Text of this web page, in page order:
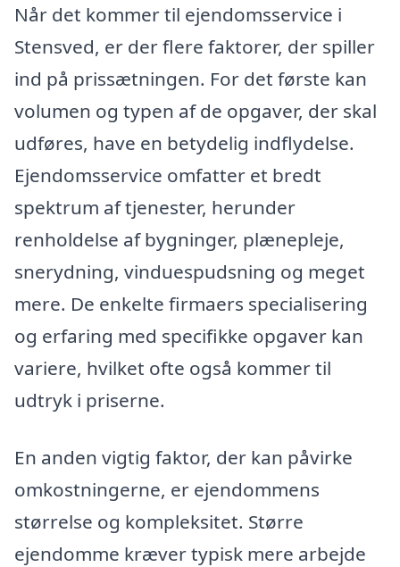
Når det kommer til ejendomsservice i
Stensved, er der flere faktorer, der spiller
ind på prissætningen. For det første kan
volumen og typen af de opgaver, der skal
udføres, have en betydelig indflydelse.
Ejendomsservice omfatter et bredt
spektrum af tjenester, herunder
renholdelse af bygninger, plænepleje,
snerydning, vinduespudsning og meget
mere. De enkelte firmaers specialisering
og erfaring med specifikke opgaver kan
variere, hvilket ofte også kommer til
udtryk i priserne.
En anden vigtig faktor, der kan påvirke
omkostningerne, er ejendommens
størrelse og kompleksitet. Større
ejendomme kræver typisk mere arbejde